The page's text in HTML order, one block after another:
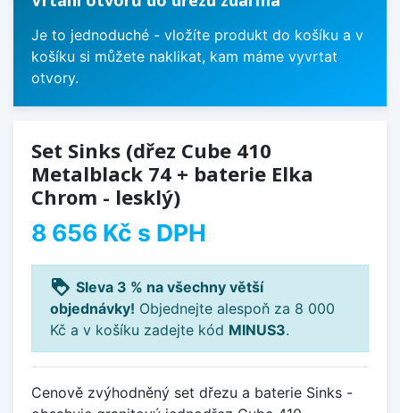
Je to jednoduché - vložíte produkt do košíku a v
košíku si můžete naklikat, kam máme vyvrtat
otvory.
Set Sinks (dřez Cube 410
Metalblack 74 + baterie Elka
Chrom - lesklý)
8 656 Kč s DPH
loyalty Sleva 3 % na všechny větší
objednávky! Objednejte alespoň za 8 000
Kč a v košíku zadejte kód MINUS3.
Cenově zvýhodněný set dřezu a baterie Sinks -